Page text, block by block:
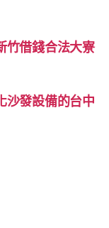
竹借錢合法大寮
沙發設備的台中